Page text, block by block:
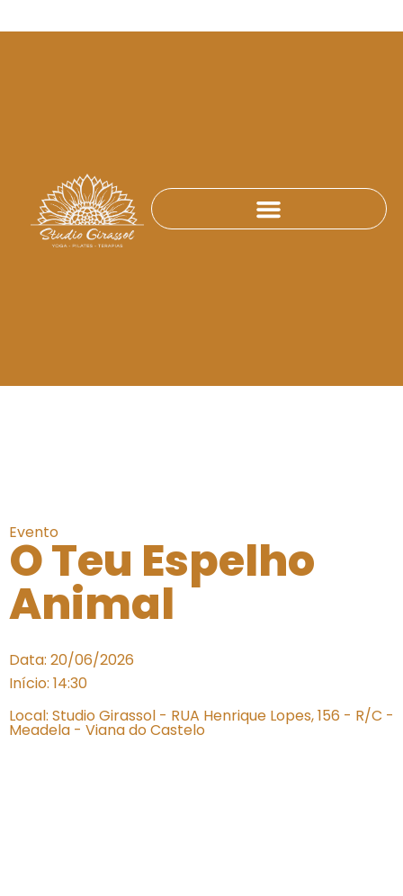
Evento
O Teu Espelho
Animal
Data: 20/06/2026
Início: 14:30
Local: Studio Girassol - RUA Henrique Lopes, 156 - R/C -
Meadela - Viana do Castelo